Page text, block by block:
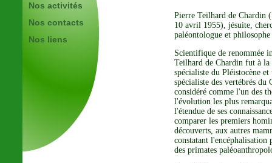
Nos activités
Nos contacts
Nos liens
Pierre Teilhard de Chardin
10 avril 1955), jésuite,
paléontologue et
Scientifique de renommée
Teilhard de Chardin fut à la
spécialiste du Pléistocène
spécialiste des vertébrés du
considéré comme l'un des
l'évolution les plus
l'étendue de ses
comparer les premiers
découverts, aux autres
constatant l'encéphalisation
des primates